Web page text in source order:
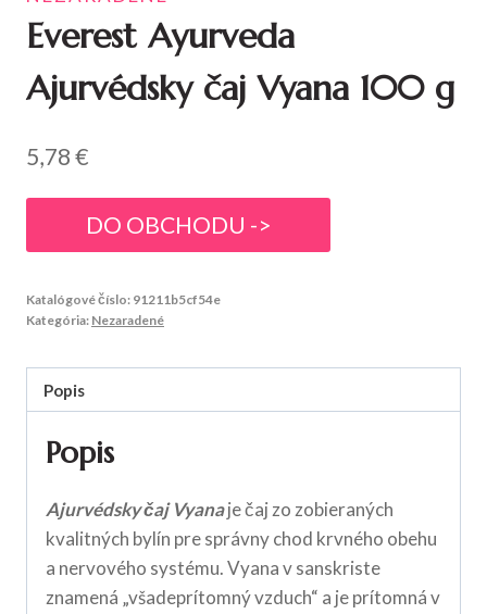
Everest Ayurveda
Ajurvédsky čaj Vyana 100 g
5,78€
DO OBCHODU ->
Katalógové číslo: 91211b5cf54e
Kategória: Nezaradené
Popis
Popis
Ajurvédsky čaj Vyanaje čaj zo zobieraných
kvalitných bylín pre správny chod krvného obehu
a nervového systému. Vyana v sanskriste
znamená „všadeprítomný vzduch“ a je prítomná v